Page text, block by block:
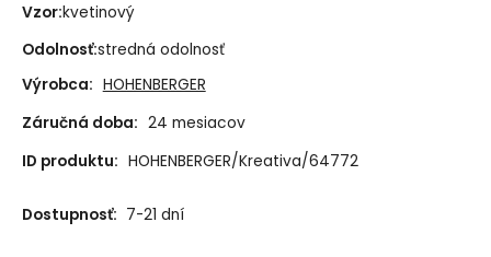
Vzor:kvetinový
Odolnosť:stredná odolnosť
Výrobca: HOHENBERGER
Záručná doba: 24 mesiacov
ID produktu: HOHENBERGER/Kreativa/64772
Dostupnosť: 7-21 dní